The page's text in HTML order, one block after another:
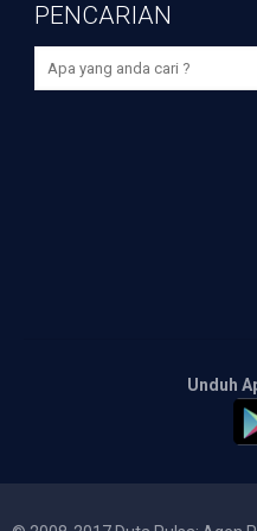
PENCARIAN
Unduh